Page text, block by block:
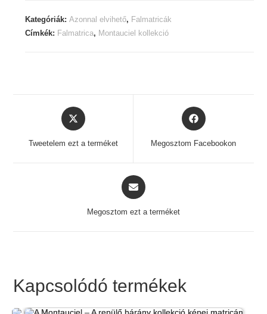
mennyiség
Kategóriák:Azonnal elvihető, Falmatricák
Címkék: Falmatrica, Montauciel kollekció
Opens
in
new
Tweetelem ezt a terméket
Opens
in
new
Megosztom Facebookon
Opens
in
new
Megosztom ezt a terméket
Kapcsolódó termékek